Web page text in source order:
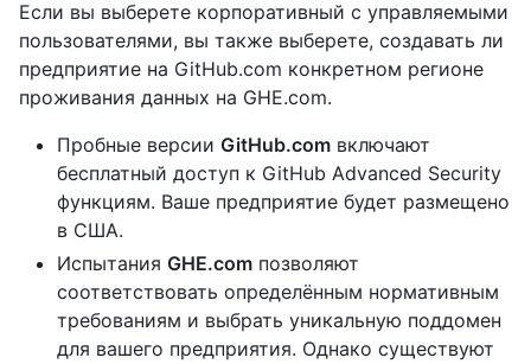
Если вы выберете корпоративный с управляемыми
пользователями, вы также выберете, создавать ли
предприятие на GitHub.com конкретном регионе
проживания данных на GHE.com.
Пробные версии GitHub.com включают
бесплатный доступ к GitHub Advanced Security
функциям. Ваше предприятие будет размещено
в США.
Испытания GHE.com позволяют
соответствовать определённым нормативным
требованиям и выбрать уникальную поддомен
для вашего предприятия. Однако существуют